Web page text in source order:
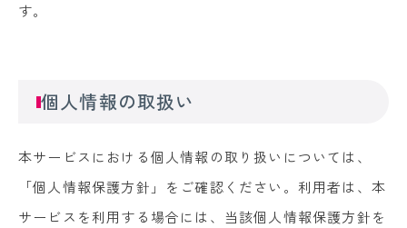
す。
個人情報の取扱い
本サービスにおける個人情報の取り扱いについては、
「個人情報保護方針」をご確認ください。利用者は、本
サービスを利用する場合には、当該個人情報保護方針を